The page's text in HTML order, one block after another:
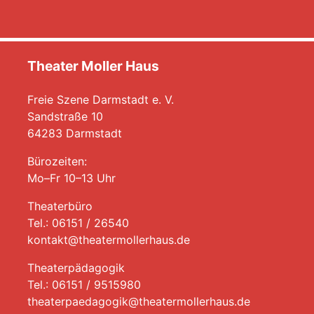
Theater Moller Haus
Freie Szene Darmstadt e. V.
Sandstraße 10
64283 Darmstadt
Bürozeiten:
Mo–Fr 10–13 Uhr
Theaterbüro
Tel.: 06151 / 26540
kontakt@theatermollerhaus.de
Theaterpädagogik
Tel.: 06151 / 9515980
theaterpaedagogik@theatermollerhaus.de